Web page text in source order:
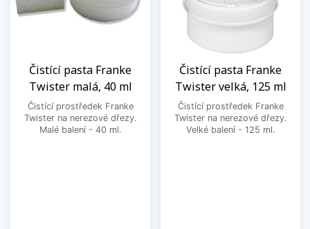
Čistící pasta Franke
Twister malá, 40 ml
Čistící prostředek Franke
Twister na nerezové dřezy.
Malé balení - 40 ml.
Čistící pasta Franke
Twister velká, 125 ml
Čistící prostředek Franke
Twister na nerezové dřezy.
Velké balení - 125 ml.